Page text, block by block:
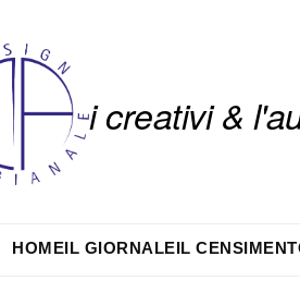
i creativi &
HOMEIL GIORNALEIL